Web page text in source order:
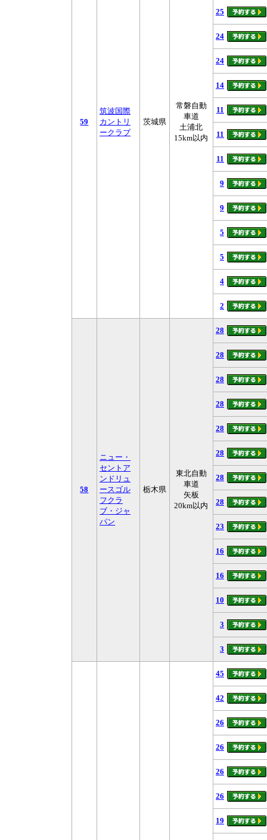
59
筑波国際
カントリ
ークラブ
茨城県
常磐自動
車道
土浦北
15km以内
25
24
24
14
11
11
11
9
9
5
5
4
2
58
ニュー・
セントア
ンドリュ
ースゴル
フクラ
ブ・ジャ
パン
栃木県
東北自動
車道
矢板
20km以内
28
28
28
28
28
28
28
28
23
16
16
10
3
3
45
42
26
26
26
26
19